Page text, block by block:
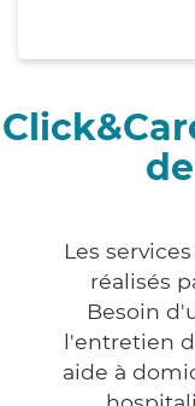
Les
réalisés
Besoin
l'entretien
aide à